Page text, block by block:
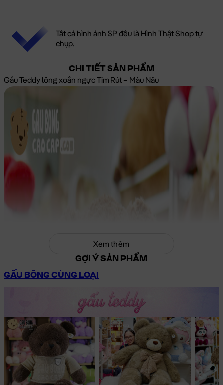
Tất cả hình ảnh SP đều là Hình Thật Shop tự
chụp.
CHI TIẾT SẢN PHẨM
Gấu Teddy lông xoắn ngực Tim Rút – Màu Nâu
Xem thêm
GỢI Ý SẢN PHẨM
GẤU BÔNG CÙNG LOẠI